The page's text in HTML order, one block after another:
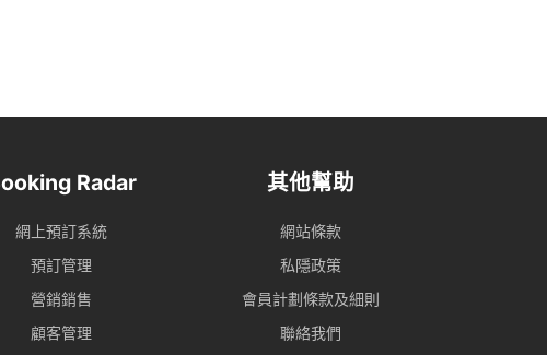
Radar
網上預訂系統
預訂管理
營銷銷售
顧客管理
其他幫助
網站條款
私隱政策
會員計劃條款及細則
聯絡我們